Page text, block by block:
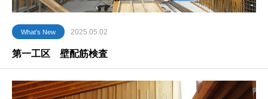
What’s New 2025.05.02
第一工区 壁配筋検査